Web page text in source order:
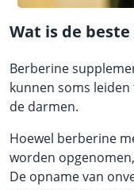
Wat is de
Berberine
kunnen soms
de darmen.
Hoewel berberine
worden
De opname van